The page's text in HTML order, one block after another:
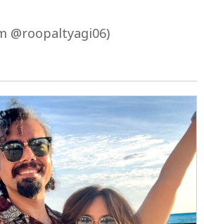
बाद से वो लाइमलाइट से दूर हैं.
@roopaltyagi06)